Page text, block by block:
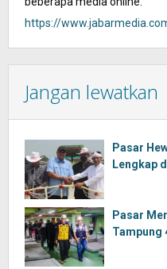
https://
Jangan lewatkan
Pasar
Lengkap
Pasar
Tampung